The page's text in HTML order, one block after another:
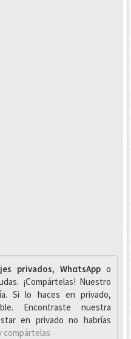
privados, WhαtsAppo
¡Compártelas! Nuestro
Si lo haces en privado,
Encontraste nuestra
en privado no habrías
compártelas